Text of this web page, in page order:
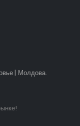
| Молдова.